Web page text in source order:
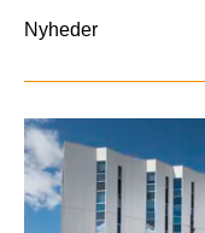
Nyheder